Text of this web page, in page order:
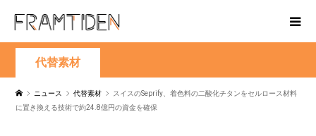
代替素材
ニュース 代替素材
スイスのSeprify、着色料の二酸化チタンをセルロース材料
に置き換える技術で約24.8億円の資金を確保